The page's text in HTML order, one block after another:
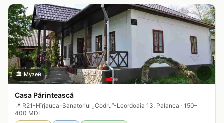
🏛️ Музей 🤍
Casa Părintească
📍 R21-Hîrjauca-Sanatoriul „Codru”-Leordoaia 13, Palanca · 150–
400 MDL